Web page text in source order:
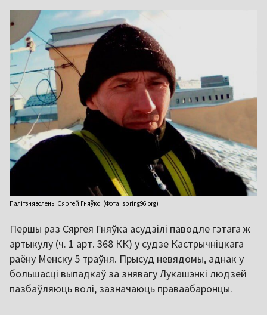
Палітзняволены Сяргей Гняўко. (Фота: spring96.org)
Першы раз Сяргея Гняўка асудзілі паводле гэтага ж
артыкулу (ч. 1 арт. 368 КК) у судзе Кастрычніцкага
раёну Менску 5 траўня. Прысуд невядомы, аднак у
большасці выпадкаў за знявагу Лукашэнкі людзей
пазбаўляюць волі, зазначаюць праваабаронцы.